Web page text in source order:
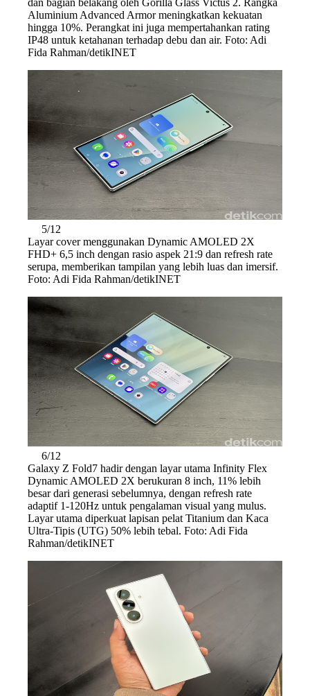
Aluminium Advanced Armor meningkatkan kekuatan
hingga 10%. Perangkat ini juga mempertahankan rating
IP48 untuk ketahanan terhadap debu dan air. Foto: Adi
Fida Rahman/detikINET
5/12
Layar cover menggunakan Dynamic AMOLED 2X
FHD+ 6,5 inch dengan rasio aspek 21:9 dan refresh rate
serupa, memberikan tampilan yang lebih luas dan imersif.
Foto: Adi Fida Rahman/detikINET
6/12
Galaxy Z Fold7 hadir dengan layar utama Infinity Flex
Dynamic AMOLED 2X berukuran 8 inch, 11% lebih
besar dari generasi sebelumnya, dengan refresh rate
adaptif 1-120Hz untuk pengalaman visual yang mulus.
Layar utama diperkuat lapisan pelat Titanium dan Kaca
Ultra-Tipis (UTG) 50% lebih tebal. Foto: Adi Fida
Rahman/detikINET